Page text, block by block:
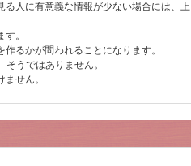
人に有意義な情報が少ない場合には、上
。
るかが問われることになります。
うではありません。
せん。